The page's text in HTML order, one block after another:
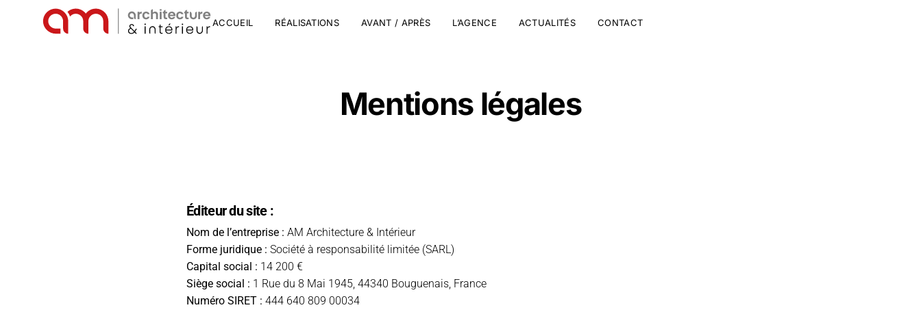
ACCUEIL RÉALISATIONS AVANT / APRÈS L’AGENCE ACTUALITÉS CONTACT
Mentions légales
Éditeur du site :
Nom de l’entreprise : AM Architecture & Intérieur
Forme juridique : Société à responsabilité limitée (SARL)
Capital social : 14 200 €
Siège social : 1 Rue du 8 Mai 1945, 44340 Bouguenais, France
Numéro SIRET : 444 640 809 00034